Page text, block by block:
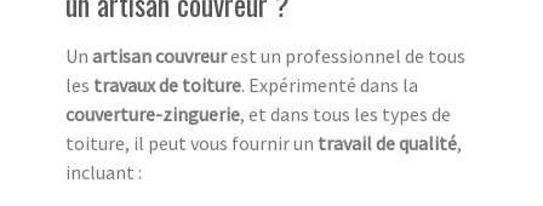
Un artisan couvreurest un professionnel de tous
les travaux de toiture. Expérimenté dans la
couverture-zinguerie, et dans tous les types de
toiture, il peut vous fournir un travail de qualité,
incluant :